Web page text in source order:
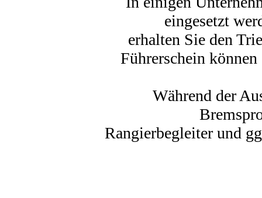
eingesetzt
erhalten Sie den
Führerschein
Während der
Rangierbegleiter und